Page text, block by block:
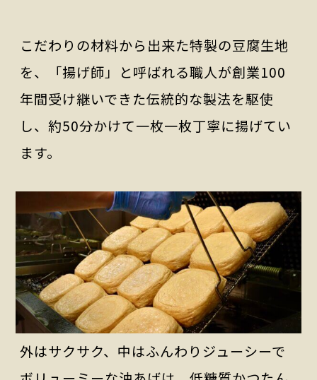
こだわりの材料から出来た特製の豆腐生地
を、「揚げ師」と呼ばれる職人が創業100
年間受け継いできた伝統的な製法を駆使
し、約50分かけて一枚一枚丁寧に揚げてい
ます。
外はサクサク、中はふんわりジューシーで